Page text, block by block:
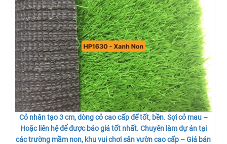
Cỏ nhân tạo 3 cm, dòng cỏ cao cấp đế tốt, bền. Sợi cỏ mau –
Hoặc liên hệ để được báo giá tốt nhất. Chuyên làm dự án tại
các trường mầm non, khu vui chơi sân vườn cao cấp – Giá bán